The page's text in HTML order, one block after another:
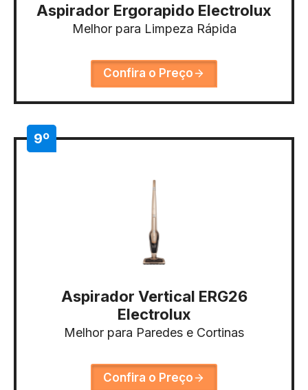
Aspirador Ergorapido Electrolux
Melhor para Limpeza Rápida
Confira o Preço
9º
Aspirador Vertical ERG26
Electrolux
Melhor para Paredes e Cortinas
Confira o Preço